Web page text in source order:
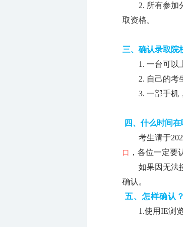
2. 所有参加
取资格。
三、确认录取院
1. 一台可以
2. 自己的考
3. 一部手机
四、什么时间在
考生请于
口
，各位一定要
如果因无法
确认。
五、怎样确认？
1.使用IE浏